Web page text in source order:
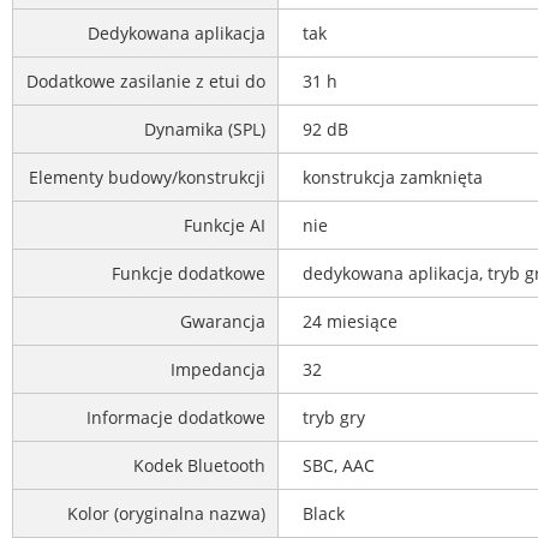
Dedykowana aplikacja tak
Dodatkowe zasilanie z etui do 31 h
Dynamika (SPL) 92 dB
Elementy budowy/konstrukcji konstrukcja zamknięta
Funkcje AI nie
Funkcje dodatkowe dedykowana aplikacja, tryb
Gwarancja 24 miesiące
Impedancja 32
Informacje dodatkowe tryb gry
Kodek Bluetooth SBC, AAC
Kolor (oryginalna nazwa) Black